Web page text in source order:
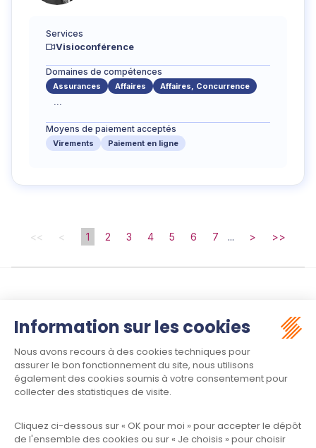
Services
Visioconférence
Domaines de compétences
Assurances Affaires
Affaires, Concurrence
...
Moyens de paiement acceptés
Virements Paiement en ligne
<< < 1 2 3 4 5 6 7 ... > >>
Suivez-nous :
Meet law - Siège social